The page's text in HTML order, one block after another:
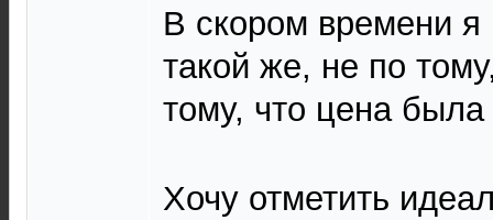
В скором времени
такой же, не по
тому, что цена
Хочу отметить